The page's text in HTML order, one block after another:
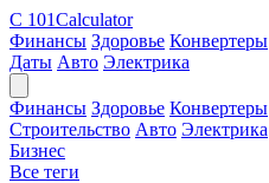
C 101Calculator
Финансы Здоровье Конвертеры
Даты Авто Электрика
Финансы Здоровье Конвертеры
Строительство Авто Электрика
Бизнес
Все теги